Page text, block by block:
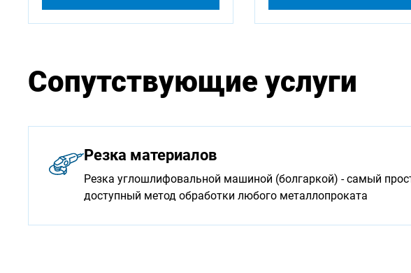
Сопутствующие услуги
Резка материалов
Резка углошлифовальной машиной (болгаркой) - самый
доступный метод обработки любого металлопроката